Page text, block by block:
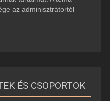
az adminisztrátortól
ÉS CSOPORTOK